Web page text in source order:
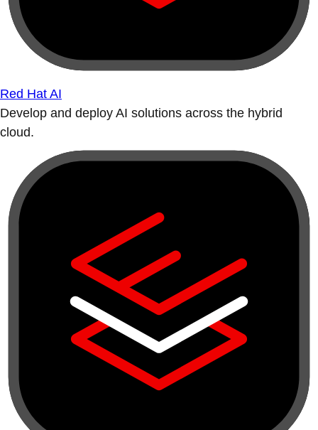
Red Hat AI
Develop and deploy AI solutions across the hybrid
cloud.